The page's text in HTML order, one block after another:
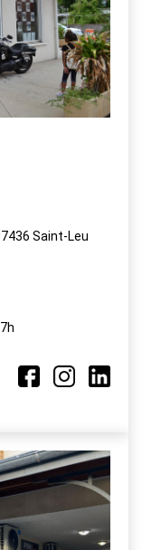
Saint-Leu